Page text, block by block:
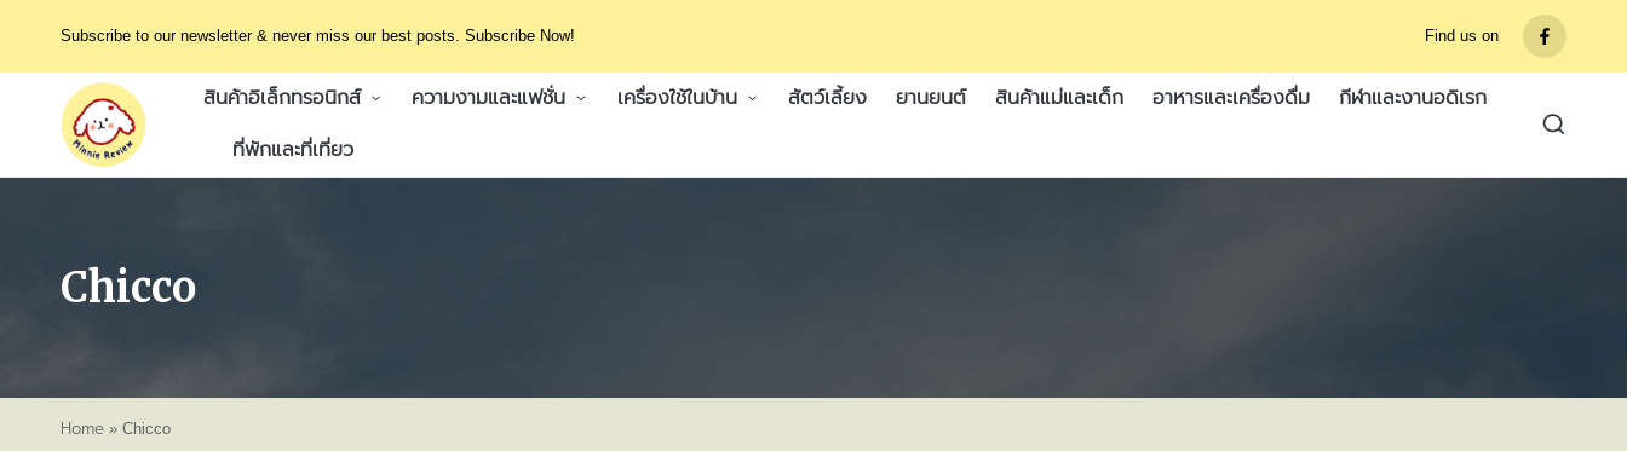
Subscribe to our newsletter & never miss our best posts. Subscribe Now! Find us on
รายการ
เมนู
สินค้าอิเล็กทรอนิกส์ ความงามและแฟชั่น เครื่องใช้ในบ้าน สัตว์เลี้ยง ยานยนต์ สินค้าแม่และเด็ก อาหารและเครื่องดื่ม
กีฬาและงานอดิเรก
ที่พักและที่เที่ยว
Chicco
Home » Chicco